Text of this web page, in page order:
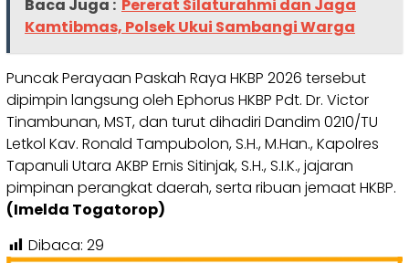
Baca Juga : Pererat Silaturahmi dan Jaga
Kamtibmas, Polsek Ukui Sambangi Warga
Puncak Perayaan Paskah Raya HKBP 2026 tersebut
dipimpin langsung oleh Ephorus HKBP Pdt. Dr. Victor
Tinambunan, MST, dan turut dihadiri Dandim 0210/TU
Letkol Kav. Ronald Tampubolon, S.H., M.Han., Kapolres
Tapanuli Utara AKBP Ernis Sitinjak, S.H., S.I.K., jajaran
pimpinan perangkat daerah, serta ribuan jemaat HKBP.
(Imelda Togatorop)
Dibaca: 29